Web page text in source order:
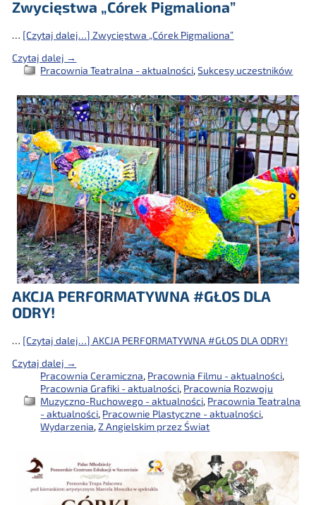
Zwycięstwa „Córek Pigmaliona”
… [Czytaj dalej…] Zwycięstwa „Córek Pigmaliona”
Czytaj dalej →
Pracownia Teatralna - aktualności,Sukcesy uczestników
AKCJA PERFORMATYWNA #GŁOS DLA
ODRY!
… [Czytaj dalej…] AKCJA PERFORMATYWNA #GŁOS DLA ODRY!
Czytaj dalej →
Pracownia Ceramiczna, Pracownia Filmu - aktualności,
Pracownia Grafiki - aktualności, Pracownia Rozwoju
Muzyczno-Ruchowego - aktualności, Pracownia Teatralna
- aktualności, Pracownie Plastyczne - aktualności,
Wydarzenia,Z Angielskim przez Świat